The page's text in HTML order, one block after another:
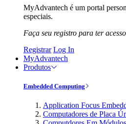
MyAdvantech é um portal
especiais.
Faça seu registro para ter
Registrar Log In
MyAdvantech
Produtos
Embedded Computing
Application Focus
Computadores de Placa